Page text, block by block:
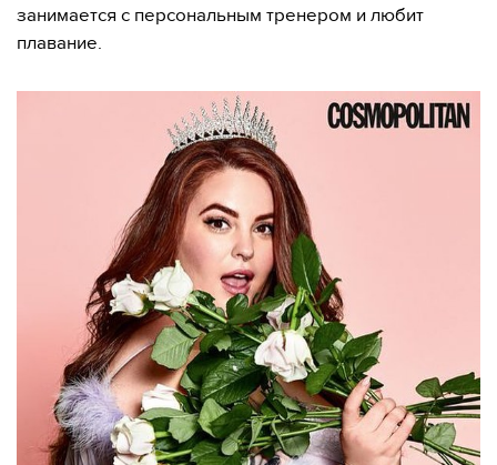
занимается с персональным тренером и любит
плавание.